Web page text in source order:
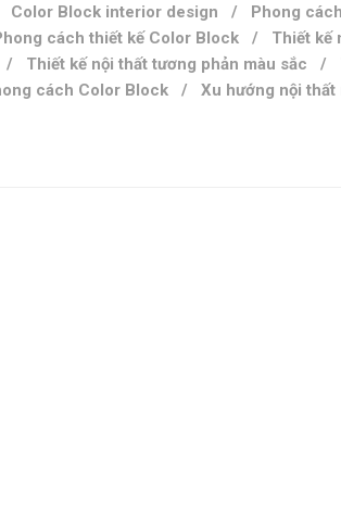
Color Block interior design / Phong
cách thiết kế Color Block / Thiết kế
/ Thiết kế nội thất tương phản màu sắc /
cách Color Block / Xu hướng nội thất